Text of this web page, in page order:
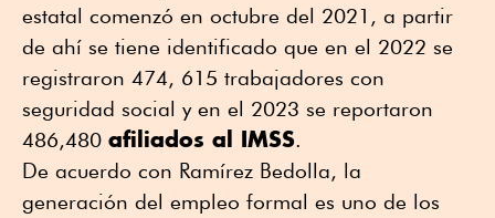
estatal comenzó en octubre del 2021, a partir
de ahí se tiene identificado que en el 2022 se
registraron 474, 615 trabajadores con
seguridad social y en el 2023 se reportaron
486,480 afiliados al IMSS.
De acuerdo con Ramírez Bedolla, la
generación del empleo formal es uno de los